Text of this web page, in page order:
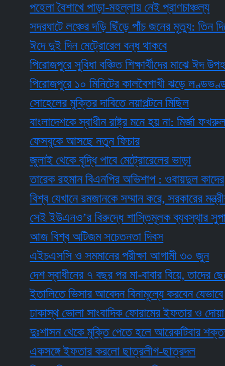
পহেলা বৈশাখে পাড়া-মহল্লায় নেই প্রাণচাঞ্চল্য
সদরঘাটে লঞ্চের দড়ি ছিঁড়ে পাঁচ জনের মৃত্যু: তিন দিনের
ঈদে দুই দিন মেট্রোরেল বন্ধ থাকবে
পিরোজপুরে সুবিধা বঞ্চিত শিক্ষার্থীদের মাঝে ঈদ উপহার
পিরোজপুরে ১০ মিনিটের কালবৈশাখী ঝড়ে লণ্ডভণ্ড,
সোহেলের মুক্তির দাবিতে নয়াপল্টনে মিছিল
বাংলাদেশকে স্বাধীন রাষ্ট্র মনে হয় না: মির্জা ফখরুল
ফেসবুকে আসছে নতুন ফিচার
জুলাই থেকে বৃদ্ধি পাবে মেট্রোরেলের ভাড়া
তারেক রহমান বিএনপির অভিশাপ : ওবায়দুল কাদের
বিশ্ব যেখানে রমজানকে সম্মান করে, সরকারের
সেই ইউএনও’র বিরুদ্ধে শাস্তিমূলক ব্যবস্থার সুপারিশ
আজ বিশ্ব অটিজম সচেতনতা দিবস
এইচএসসি ও সমমানের পরীক্ষা আগামী ৩০ জুন
দেশ স্বাধীনের ৭ বছর পর মা-বাবার বিয়ে, তাদের ছেলে
ইতালিতে ভিসার আবেদন বিনামূল্যে করবেন যেভাবে
ঢাকাস্থ ভোলা সাংবাদিক ফোরামের ইফতার ও দোয়া
দুঃশাসন থেকে মুক্তি পেতে হলে আরেকটিবার শক্তভাবে
একসঙ্গে ইফতার করলো ছাত্রলীগ-ছাত্রদল